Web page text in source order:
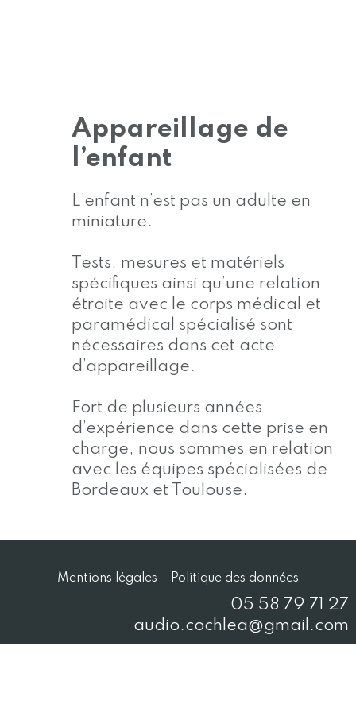
Appareillage de
l’enfant
L’enfant n’est pas un adulte en
miniature.
Tests, mesures et matériels
spécifiques ainsi qu’une relation
étroite avec le corps médical et
paramédical spécialisé sont
nécessaires dans cet acte
d’appareillage.
Fort de plusieurs années
d’expérience dans cette prise en
charge, nous sommes en relation
avec les équipes spécialisées de
Bordeaux et Toulouse.
Mentions légales – Politique des données
05 58 79 71 27
audio.cochlea@gmail.com